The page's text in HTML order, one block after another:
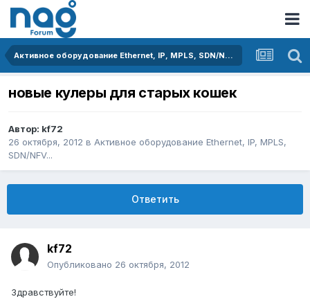
Активное оборудование Ethernet, IP, MPLS, SDN/NFV...
новые кулеры для старых кошек
Автор: kf72
26 октября, 2012 в Активное оборудование Ethernet, IP, MPLS,
SDN/NFV...
Ответить
kf72
Опубликовано 26 октября, 2012
Здравствуйте!